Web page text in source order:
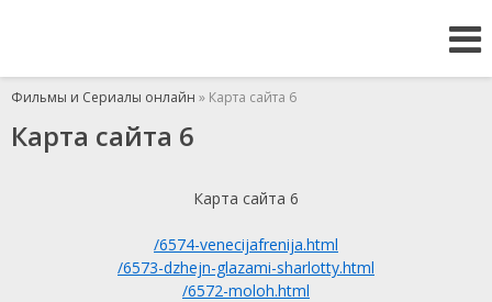
Фильмы и Сериалы онлайн » Карта сайта 6
Карта сайта 6
Карта сайта 6
/6574-venecijafrenija.html
/6573-dzhejn-glazami-sharlotty.html
/6572-moloh.html